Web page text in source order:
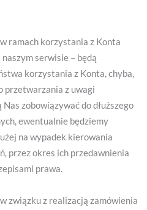
ramach korzystania z Konta
serwisie – będą
korzystania z Konta, chyba,
przetwarzania z uwagi
zobowiązywać do dłuższego
ewentualnie będziemy
na wypadek kierowania
przez okres ich przedawnienia
prawa.
związku z realizacją zamówienia